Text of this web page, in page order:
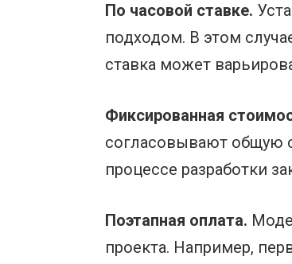
По часовой ставке.
подходом. В этом
ставка может
Фиксированная
согласовывают общую
процессе разработки
Поэтапная оплата.
проекта. Например,